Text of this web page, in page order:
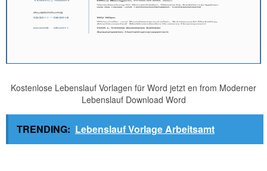
Kostenlose Lebenslauf Vorlagen für Word jetzt en from Moderner
Lebenslauf Download Word
TRENDING: Lebenslauf Vorlage Arbeitsamt